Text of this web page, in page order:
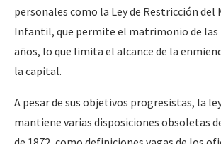
personales como la Ley de Restricción
Infantil, que permite el matrimonio de las
años, lo que limita el alcance de la
la capital.
A pesar de sus objetivos progresistas, la
mantiene varias disposiciones obsoletas